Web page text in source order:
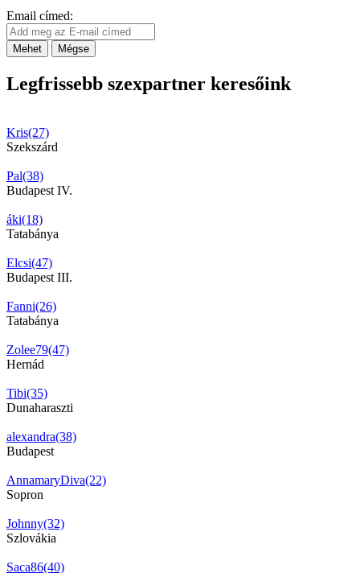
Email címed:
Mehet Mégse
Legfrissebb szexpartner keresőink
Kris(27)
Szekszárd
Pal(38)
Budapest IV.
áki(18)
Tatabánya
Elcsi(47)
Budapest III.
Fanni(26)
Tatabánya
Zolee79(47)
Hernád
Tibi(35)
Dunaharaszti
alexandra(38)
Budapest
AnnamaryDiva(22)
Sopron
Johnny(32)
Szlovákia
Saca86(40)